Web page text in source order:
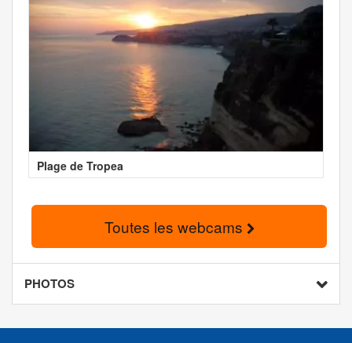
Plage de Tropea
Toutes les webcams
PHOTOS